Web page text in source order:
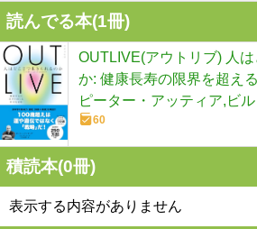
読んでる本(1冊)
OUTLIVE(アウトリブ) 人
か: 健康長寿の限界を超え
ピーター・アッティア,ビ
60
積読本(0冊)
表示する内容がありません